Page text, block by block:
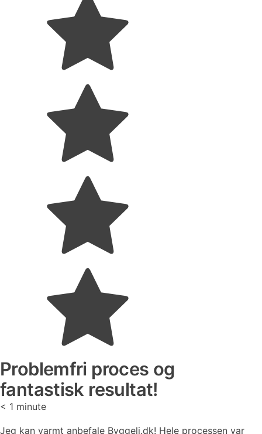
Problemfri proces og
fantastisk resultat!
< 1 minute
Jeg kan varmt anbefale Byggeli.dk! Hele processen var